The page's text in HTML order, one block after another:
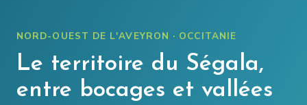
NORD-OUEST DE L'AVEYRON · OCCITANIE
Le territoire du Ségala,
entre bocages et vallées